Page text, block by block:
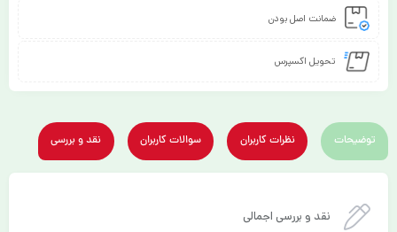
ضمانت اصل بودن
تحویل اکسپرس
توضیحات نظرات کاربران سوالات کاربران نقد و بررسی
نقد و بررسی اجمالی